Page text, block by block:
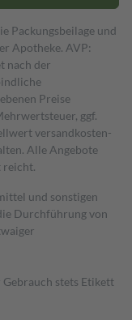
Packungsbeilage und
Apotheke. AVP:
nach der
Preise
ggf.
versand­kosten­
Alle Angebote
reicht.
und sonstigen
Durchführung von
stets Etikett